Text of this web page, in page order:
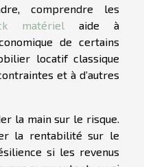
comprendre les
matériel aide à
de certains
locatif classique
et à d’autres
la main sur le risque.
la rentabilité sur le
si les revenus